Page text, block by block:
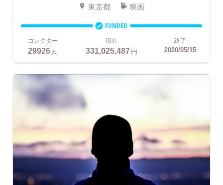
東京都 映画
FUNDED
コレクター
29926 人
現在
331,025,487円
終了
2020/05/15